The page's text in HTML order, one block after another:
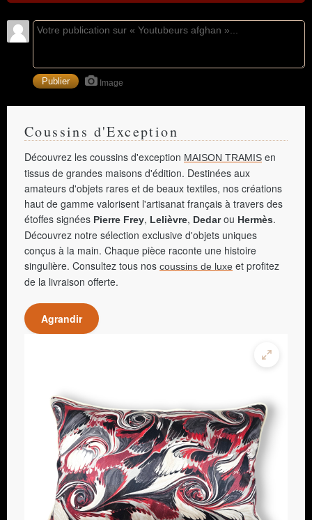
Image
Coussins d'Exception
Découvrez les coussins d'exception MAISON TRAMIS en
tissus de grandes maisons d'édition. Destinées aux
amateurs d'objets rares et de beaux textiles, nos créations
haut de gamme valorisent l'artisanat français à travers des
étoffes signées Pierre Frey, Lelièvre, Dedarou Hermès.
Découvrez notre sélection exclusive d'objets uniques
conçus à la main. Chaque pièce raconte une histoire
singulière. Consultez tous nos coussins de luxe et profitez
de la livraison offerte.
Agrandir